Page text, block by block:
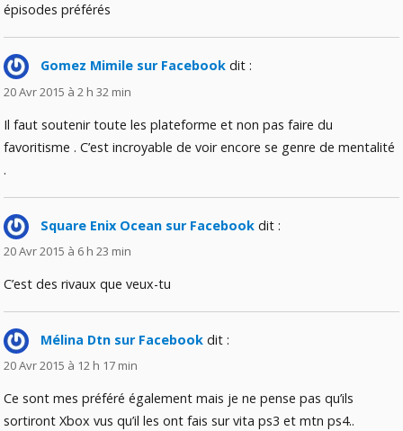
épisodes préférés
Gomez Mimile sur Facebook dit :
20 Avr 2015 à 2 h 32 min
Il faut soutenir toute les plateforme et non pas faire du
favoritisme . C’est incroyable de voir encore se genre de mentalité
.
Square Enix Ocean sur Facebook dit :
20 Avr 2015 à 6 h 23 min
C’est des rivaux que veux-tu
Mélina Dtn sur Facebook dit :
20 Avr 2015 à 12 h 17 min
Ce sont mes préféré également mais je ne pense pas qu’ils
sortiront Xbox vus qu’il les ont fais sur vita ps3 et mtn ps4..